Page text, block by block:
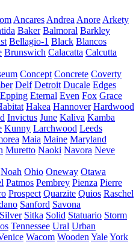
Ancares Andrea Anore Arkety
Baker Balmoral Barkley
Bellagio-1 Black Blancos
Brunswich Calacatta Calcutta
Concept Concrete Coverty
Delf Detroit Ducale Edges
Epping Eternal Even Fox Grace
Hakea Hannover Hardwood
Invictus June Kaliva Kamba
Kunny Larchwood Leeds
Maia Maine Maryland
Muretto Naoki Navora Neve
Noah Ohio Oneway Otawa
Patmos Pembrey Pienza Pierre
Prospect Quarzite Quios Raschel
Sanford Savona
Silver Sitka Solid Statuario Storm
Tennessee Ural Urban
Wacom Wooden YaleYork